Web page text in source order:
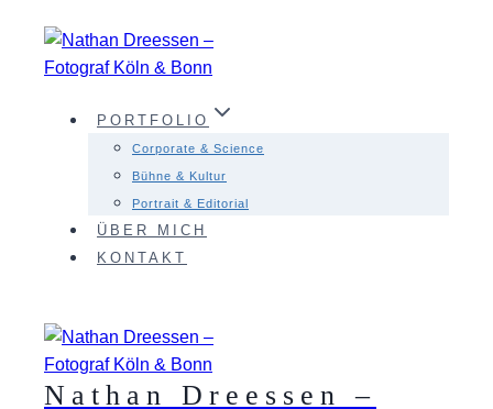
Inhalt
springen
PORTFOLIO
Corporate & Science
Bühne & Kultur
Portrait & Editorial
ÜBER MICH
KONTAKT
Nathan Dreessen –